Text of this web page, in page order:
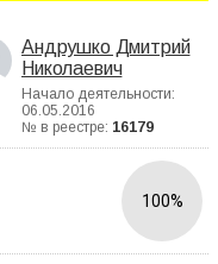
Андрушко Дмитрий
Николаевич
Начало деятельности:
06.05.2016
№ в реестре: 16179
100%